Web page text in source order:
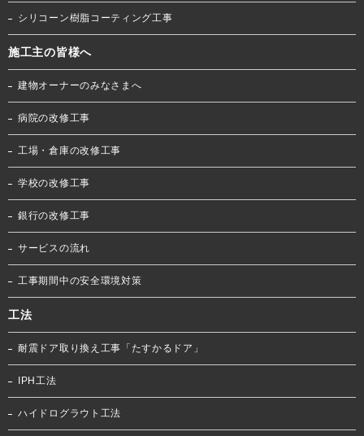
シリコーン樹脂コーティング工事
施工主の皆様へ
建物オーナーのみなさまへ
病院の改修工事
工場・倉庫の改修工事
学校の改修工事
銀行の改修工事
サービスの流れ
工事期間中の安全環境対策
工法
耐震ドア取り換え工事「たすかるドア」
IPH工法
ハイドログラウト工法